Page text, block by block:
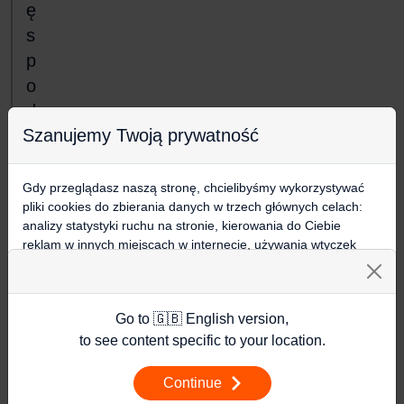
ę
s
p
o
d
o
b
a
ł
+4
e
Szanujemy Twoją prywatność
Gdy przeglądasz naszą stronę, chcielibyśmy wykorzystywać
pliki cookies do zbierania danych w trzech głównych celach:
analizy statystyki ruchu na stronie, kierowania do Ciebie
reklam w innych miejscach w internecie, używania wtyczek
Aby dowiedzieć się więcej o plikach cookie i tym, jak
wykorzystujemy Twoje dane, odwiedź nasząPolityką
Go to 🇬🇧 English version,
to see content specific to your location.
Continue